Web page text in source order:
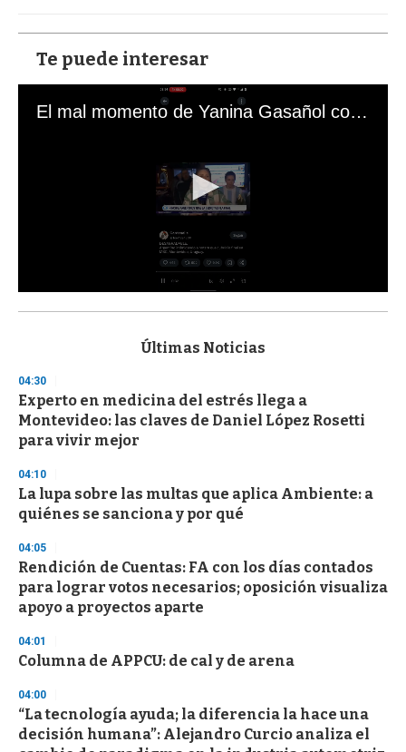
Te puede interesar
El mal momento de Yanina Gasañol con un hincha argentino en "Subrayado"
s
d
s
o
f
3
s
e
c
o
d
s
Últimas Noticias
04:30
Experto en medicina del estrés llega a
Montevideo: las claves de Daniel López Rosetti
para vivir mejor
04:10
La lupa sobre las multas que aplica Ambiente: a
quiénes se sanciona y por qué
04:05
Rendición de Cuentas: FA con los días contados
para lograr votos necesarios; oposición visualiza
apoyo a proyectos aparte
04:01
Columna de APPCU: de cal y de arena
04:00
“La tecnología ayuda; la diferencia la hace una
decisión humana”: Alejandro Curcio analiza el